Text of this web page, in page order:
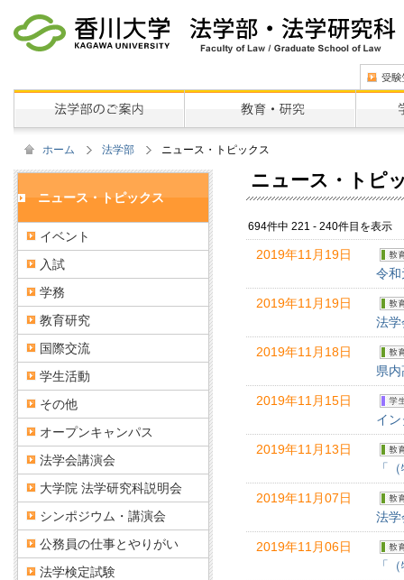
ホーム 法学部 ニュース・トピックス
ニュース・トピ
694件中 221 - 240件目を表示
2019年11月19日
令和
2019年11月19日
法学
2019年11月18日
県
2019年11月15日
イ
2019年11月13日
「
2019年11月07日
法学
2019年11月06日
「
ニュース・トピックス
イベント
入試
学務
教育研究
国際交流
学生活動
その他
オープンキャンパス
法学会講演会
大学院 法学研究科説明会
シンポジウム・講演会
公務員の仕事とやりがい
法学検定試験